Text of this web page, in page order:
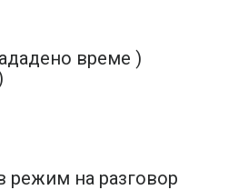
време )
режим на разговор